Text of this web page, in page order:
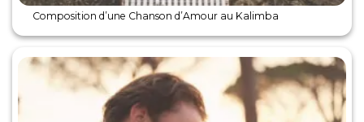
Composition d’une Chanson d’Amour au Kalimba